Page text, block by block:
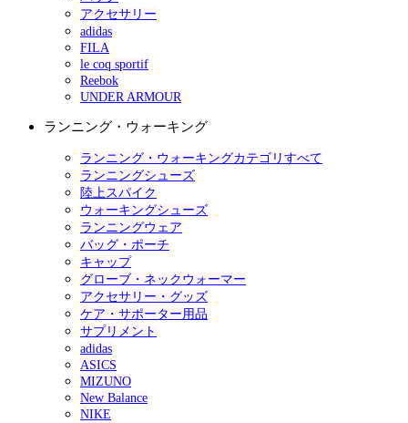
アクセサリー
adidas
FILA
le coq sportif
Reebok
UNDER ARMOUR
ランニング・ウォーキング
ランニング・ウォーキングカテゴリすべて
ランニングシューズ
陸上スパイク
ウォーキングシューズ
ランニングウェア
バッグ・ポーチ
キャップ
グローブ・ネックウォーマー
アクセサリー・グッズ
ケア・サポーター用品
サプリメント
adidas
ASICS
MIZUNO
New Balance
NIKE